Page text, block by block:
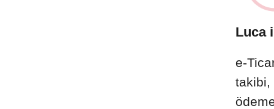
Luca
e-
takibi,